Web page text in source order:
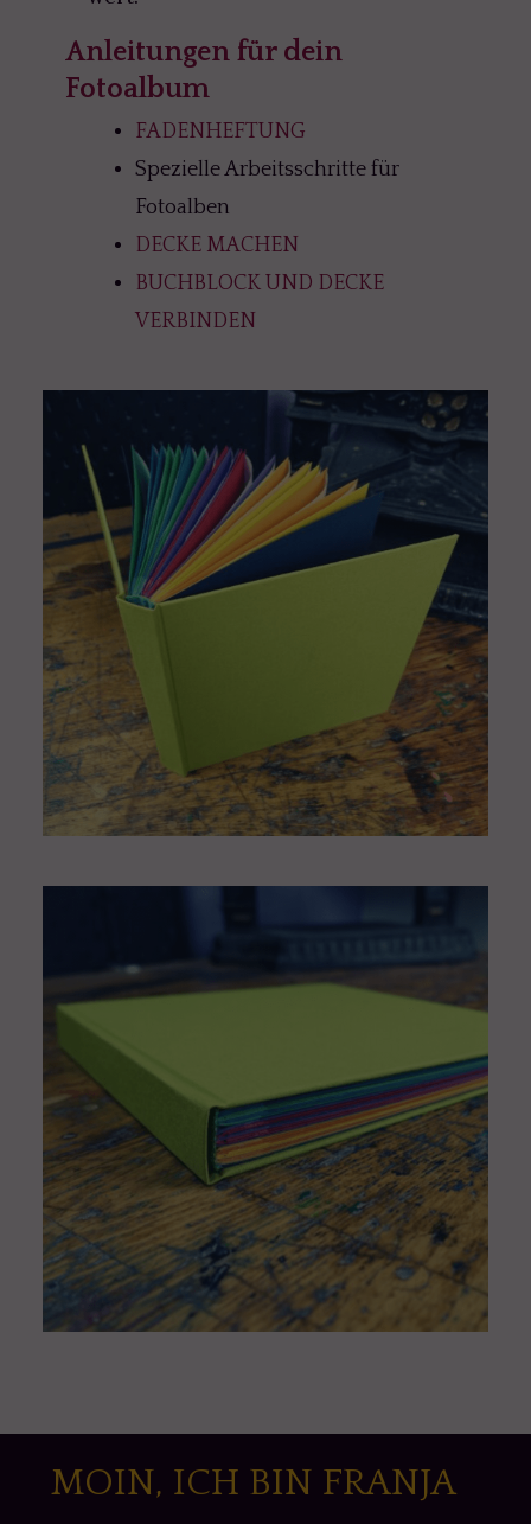
Anleitungen für dein
Fotoalbum
FADENHEFTUNG
Spezielle Arbeitsschritte für
Fotoalben
DECKE MACHEN
BUCHBLOCK UND DECKE
VERBINDEN
MOIN, ICH BIN FRANJA